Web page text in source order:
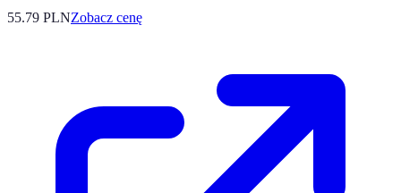
55.79 PLNZobacz cenę